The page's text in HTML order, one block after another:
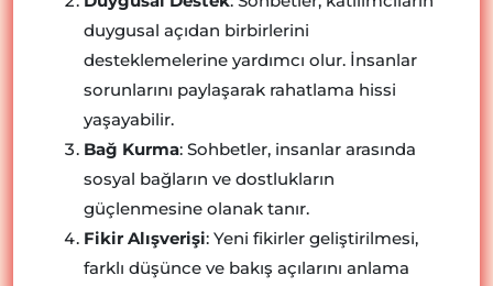
duygusal açıdan birbirlerini
desteklemelerine yardımcı olur. İnsanlar
sorunlarını paylaşarak rahatlama hissi
yaşayabilir.
Bağ Kurma: Sohbetler, insanlar arasında
sosyal bağların ve dostlukların
güçlenmesine olanak tanır.
Fikir Alışverişi: Yeni fikirler geliştirilmesi,
farklı düşünce ve bakış açılarını anlama